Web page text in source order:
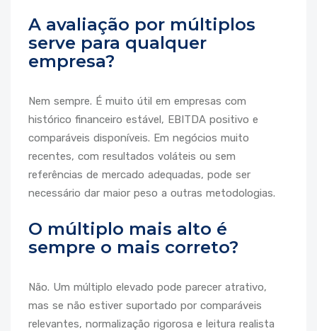
A avaliação por múltiplos
serve para qualquer
empresa?
Nem sempre. É muito útil em empresas com
histórico financeiro estável, EBITDA positivo e
comparáveis disponíveis. Em negócios muito
recentes, com resultados voláteis ou sem
referências de mercado adequadas, pode ser
necessário dar maior peso a outras metodologias.
O múltiplo mais alto é
sempre o mais correto?
Não. Um múltiplo elevado pode parecer atrativo,
mas se não estiver suportado por comparáveis
relevantes, normalização rigorosa e leitura realista